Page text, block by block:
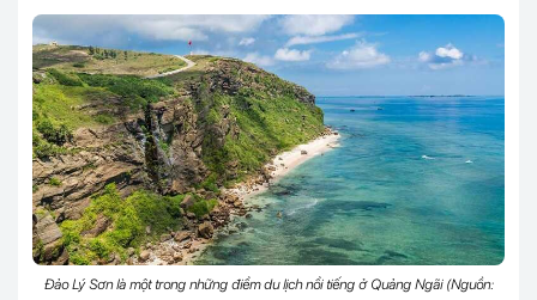
Đảo Lý Sơn là một trong những điểm du lịch nổi tiếng ở Quảng Ngãi (Nguồn: